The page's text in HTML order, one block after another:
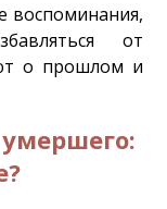
воспоминания,
от
о прошлом и